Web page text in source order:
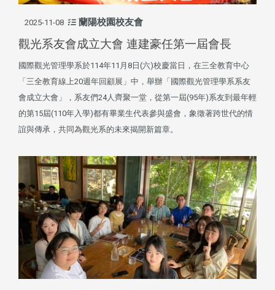
2025-11-08 蘭陽校園校友會
觀光系友會成立大會 連建豪任第一屆會長
國際觀光管理學系於114年11月8日(六)校慶當日，在三全教育中心
「三全教育線上20週年回顧展」中，舉辦「國際觀光管理學系系友
會成立大會」，系友們24人齊聚一堂，從第一屆(95年)系友到最年輕
的第15屆(110年入學)都有畢業生代表參與盛會，象徵著跨世代的情
誼與傳承，共同為觀光系的未來揭開新篇章。